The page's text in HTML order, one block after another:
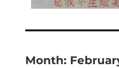
Month: